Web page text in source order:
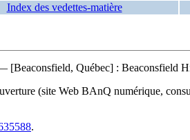
Index des vedettes-matière
[Beaconsfield, Québec] : Beaconsfield
(site Web BAnQ numérique,
.